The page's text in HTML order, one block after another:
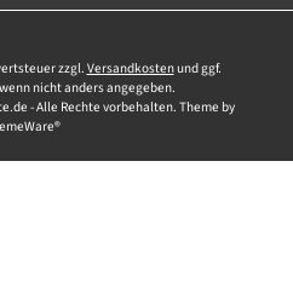
zzgl. Versandkostenund ggf.
nicht anders angegeben.
- Alle Rechte vorbehalten. Theme by